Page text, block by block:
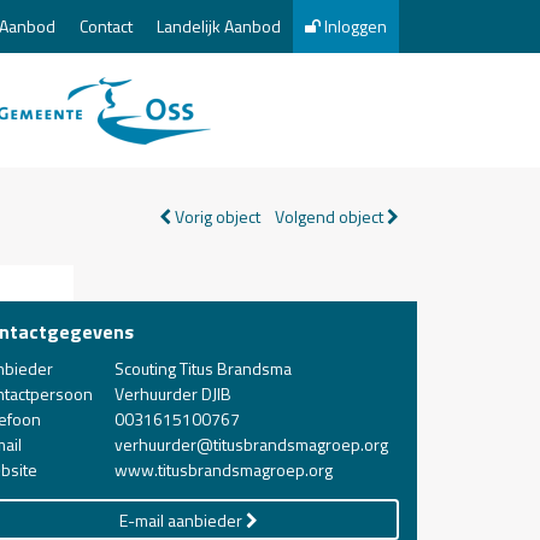
Aanbod Contact Landelijk Aanbod Inloggen
Vorig object Volgend object
Scouting Titus Brandsma
Verhuurder DJIB
0031615100767
verhuurder@titusbrandsmagroep.org
www.titusbrandsmagroep.org
E-mail aanbieder